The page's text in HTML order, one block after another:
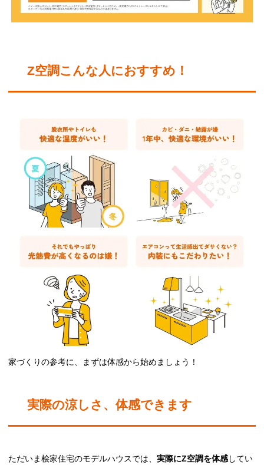
Z空調こんな人におすすめ！
家づくりの参考に、まずは体感から始めましょう！
実際の涼しさ、体感できます
ただいま桧家住宅のモデルハウスでは、 実際にZ空調を体感してい